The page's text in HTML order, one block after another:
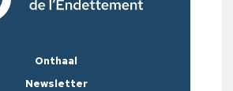
Onthaal
Newsletter